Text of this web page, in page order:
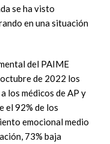
se ha visto
en una situación
del PAIME
octubre de 2022 los
los médicos de AP y
el 92% de los
emocionalmedio
73% baja